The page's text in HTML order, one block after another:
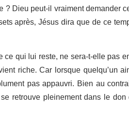
Dieu peut-il vraiment demander
après, Jésus dira que de ce
qui lui reste, ne sera-t-elle pas
riche. Car lorsque quelqu’un
pas appauvri. Bien au
retrouve pleinement dans le don